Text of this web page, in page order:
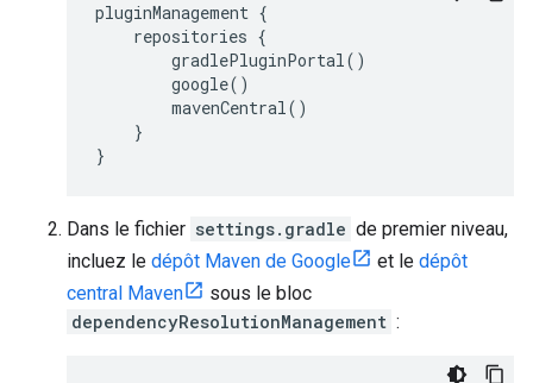
pluginManagement {
repositories {
gradlePluginPortal()
google()
mavenCentral()
}
}
Dans le fichier settings.gradle de premier niveau,
incluez le dépôt Maven de Google et le dépôt
central Maven
sous le bloc
dependencyResolutionManagement :